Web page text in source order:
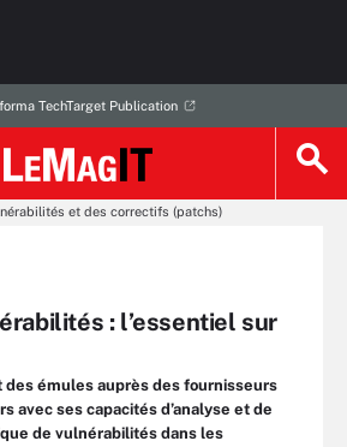
TechTarget Publication
et des correctifs (patchs)
: l’essentiel sur
des émules auprès des fournisseurs
avec ses capacités d’analyse et de
de vulnérabilités dans les